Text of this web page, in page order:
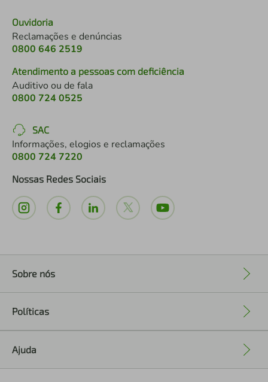
Ouvidoria
Reclamações e denúncias
0800 646 2519
Atendimento a pessoas com deficiência
Auditivo ou de fala
0800 724 0525
SAC
Informações, elogios e reclamações
0800 724 7220
Nossas Redes Sociais
Sobre nós
Políticas
Ajuda